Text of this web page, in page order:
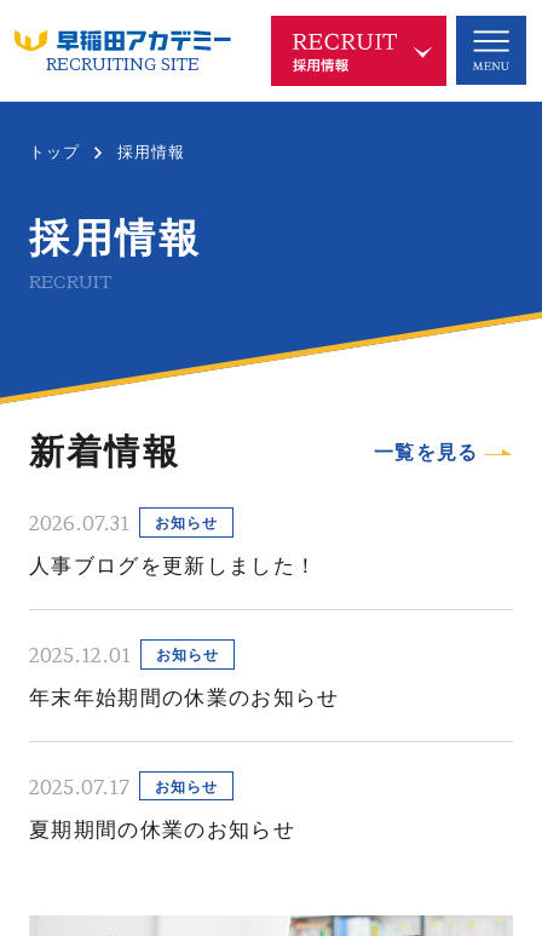
RECRUITING SITE
トップ 採用情報
採用情報
RECRUIT
新着情報
2026.07.31 お知らせ
人事ブログを更新しました！
2025.12.01 お知らせ
年末年始期間の休業のお知らせ
2025.07.17 お知らせ
夏期期間の休業のお知らせ
一覧を見る
沿革
会社概要
仕事を知る WORKS
職種紹介 キャリアステップ
人を知る PEOPLE
講師 校舎事務